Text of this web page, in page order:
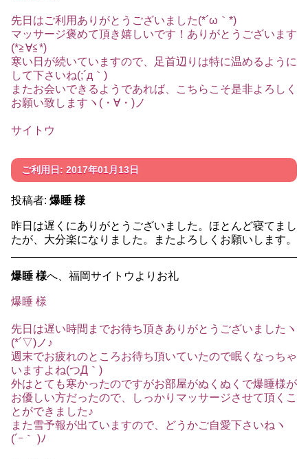
先日はご利用ありがとうございました(*´ω｀*)
マッサージ褒めて頂き嬉しいです！ありがとうございます
(*≧∀≦*)
寒い日が続いていますので、足首辺りは特に温めるように
して下さいね(;´д｀)
またお会いできるようであれば、こちらこそ是非よろしく
お願い致しますヽ(・∀・)ノ
サイトウ
ご利用日: 2017年01月13日
投稿者: 爆睡 様
昨日は遅くにありがとうございました。ほとんど寝てまし
たが、大分楽になりました。またよろしくお願いします。
爆睡 様へ、福岡サイトウよりお礼
爆睡 様
先日は遅い時間までお待ち頂きありがとうございましたヽ
(*´▽)ノ♪
週末でお疲れのところお待ち頂いていたので眠くなっちゃ
いますよね(つД｀)
外はとても寒かったのですがお部屋がぬくぬくで爆睡様が
お優しい方だったので、しっかりマッサージさせて頂くこ
とができました♪
また雪予報が出ていますので、どうかご自愛下さいねヽ
(´ｰ｀ )ﾉ